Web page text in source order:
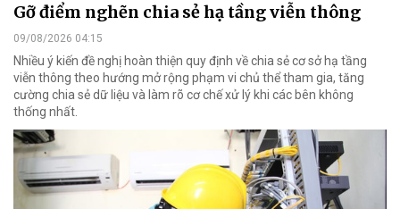
Gỡ điểm nghẽn chia sẻ hạ tầng viễn thông
09/08/2026 04:15
Nhiều ý kiến đề nghị hoàn thiện quy định về chia sẻ cơ sở hạ tầng
viễn thông theo hướng mở rộng phạm vi chủ thể tham gia, tăng
cường chia sẻ dữ liệu và làm rõ cơ chế xử lý khi các bên không
thống nhất.